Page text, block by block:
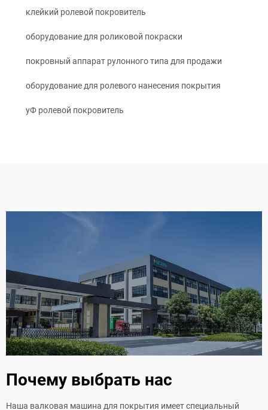
клейкий ролевой покровитель
оборудование для роликовой покраски
покровный аппарат рулонного типа для продажи
оборудование для ролевого нанесения покрытия
уФ ролевой покровитель
Почему выбрать нас
Наша валковая машина для покрытия имеет специальный